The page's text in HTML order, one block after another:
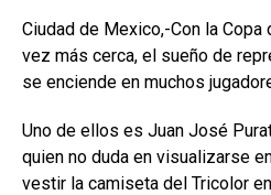
Ciudad de Mexico,-Con la
vez más cerca, el sueño de
se enciende en muchos
Uno de ellos es Juan José
quien no duda en visualizarse
vestir la camiseta del Tricolor